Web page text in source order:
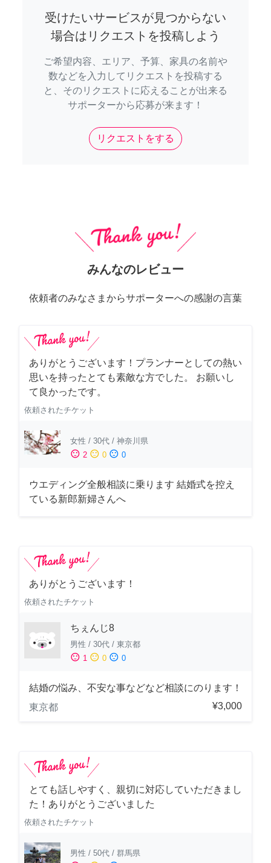
受けたいサービスが見つからない
場合はリクエストを投稿しよう
ご希望内容、エリア、予算、家具の名前や
数などを入力してリクエストを投稿する
と、そのリクエストに応えることが出来る
サポーターから応募が来ます！
リクエストをする
みんなのレビュー
依頼者のみなさまからサポーターへの感謝の言葉
ありがとうございます！プランナーとしての熱い
思いを持ったとても素敵な方でした。 お願いし
て良かったです。
依頼されたチケット
女性 / 30代 / 神奈川県
sentiment_satisfied 2 sentiment_neutral 0 sentiment_dissatisfied 0
ウエディング全般相談に乗ります 結婚式を控え
ている新郎新婦さんへ
ありがとうございます！
依頼されたチケット
ちぇんじ8
男性 / 30代 / 東京都
sentiment_satisfied 1 sentiment_neutral 0 sentiment_dissatisfied 0
結婚の悩み、不安な事などなど相談にのります！
東京都
¥3,000
とても話しやすく、親切に対応していただきまし
た！ありがとうございました
依頼されたチケット
男性 / 50代 / 群馬県